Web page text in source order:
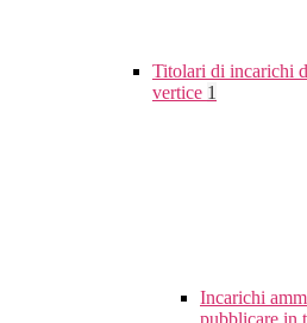
Titolari di incarichi
vertice 1
Incarichi